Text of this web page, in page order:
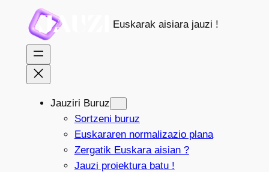
edukira
Euskarak aisiara jauzi !
Jauziri Buruz
Sortzeni buruz
Euskararen normalizazio plana
Zergatik Euskara aisian ?
Jauzi proiektura batu !